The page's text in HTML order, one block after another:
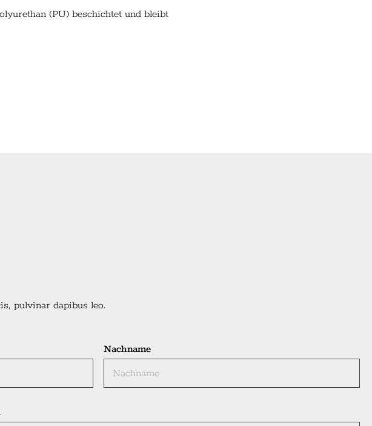
(PU) beschichtet und bleibt
pulvinar dapibus leo.
Nachname